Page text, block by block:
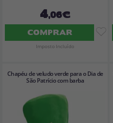
4,06€
COMPRAR
Imposto Incluído
Chapéu de veludo verde para o Dia de
São Patrício com barba